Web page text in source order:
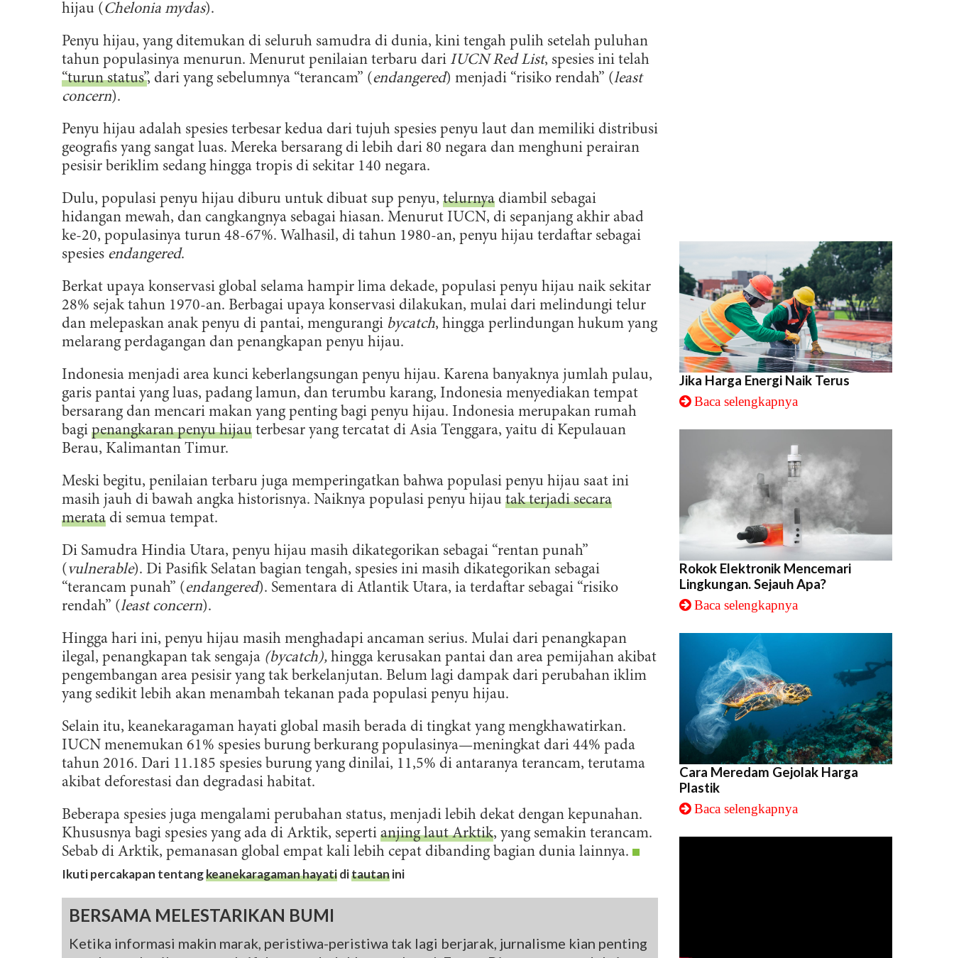
BERLANGGANAN
lingkungan. Untuk bumi yang lestari.
DAFTAR
hijau ( Chelonia mydas).
Penyu hijau, yang ditemukan di seluruh samudra di dunia, kini tengah pulih setelah puluhan
tahun populasinya menurun. Menurut penilaian terbaru dari IUCN Red List, spesies ini telah
“turun status”, dari yang sebelumnya “terancam” (endangered) menjadi “risiko rendah” (least
concern).
Penyu hijau adalah spesies terbesar kedua dari tujuh spesies penyu laut dan memiliki distribusi
geografis yang sangat luas. Mereka bersarang di lebih dari 80 negara dan menghuni perairan
pesisir beriklim sedang hingga tropis di sekitar 140 negara.
Dulu, populasi penyu hijau diburu untuk dibuat sup penyu, telurnya diambil sebagai
hidangan mewah, dan cangkangnya sebagai hiasan. Menurut IUCN, di sepanjang akhir abad
ke-20, populasinya turun 48-67%. Walhasil, di tahun 1980-an, penyu hijau terdaftar sebagai
spesies endangered.
Berkat upaya konservasi global selama hampir lima dekade, populasi penyu hijau naik sekitar
28% sejak tahun 1970-an. Berbagai upaya konservasi dilakukan, mulai dari melindungi telur
dan melepaskan anak penyu di pantai, mengurangi bycatch, hingga perlindungan hukum yang
melarang perdagangan dan penangkapan penyu hijau.
Indonesia menjadi area kunci keberlangsungan penyu hijau. Karena banyaknya jumlah pulau,
garis pantai yang luas, padang lamun, dan terumbu karang, Indonesia menyediakan tempat
bersarang dan mencari makan yang penting bagi penyu hijau. Indonesia merupakan rumah
bagi penangkaran penyu hijau terbesar yang tercatat di Asia Tenggara, yaitu di Kepulauan
Berau, Kalimantan Timur.
Meski begitu, penilaian terbaru juga memperingatkan bahwa populasi penyu hijau saat ini
masih jauh di bawah angka historisnya. Naiknya populasi penyu hijau tak terjadi secara
merata di semua tempat.
Di Samudra Hindia Utara, penyu hijau masih dikategorikan sebagai “rentan punah”
( vulnerable). Di Pasifik Selatan bagian tengah, spesies ini masih dikategorikan sebagai
“terancam punah” (endangered). Sementara di Atlantik Utara, ia terdaftar sebagai “risiko
rendah” (least concern).
Hingga hari ini, penyu hijau masih menghadapi ancaman serius. Mulai dari penangkapan
ilegal, penangkapan tak sengaja (bycatch), hingga kerusakan pantai dan area pemijahan akibat
pengembangan area pesisir yang tak berkelanjutan. Belum lagi dampak dari perubahan iklim
yang sedikit lebih akan menambah tekanan pada populasi penyu hijau.
Selain itu, keanekaragaman hayati global masih berada di tingkat yang mengkhawatirkan.
IUCN menemukan 61% spesies burung berkurang populasinya—meningkat dari 44% pada
tahun 2016. Dari 11.185 spesies burung yang dinilai, 11,5% di antaranya terancam, terutama
akibat deforestasi dan degradasi habitat.
Beberapa spesies juga mengalami perubahan status, menjadi lebih dekat dengan kepunahan.
Khususnya bagi spesies yang ada di Arktik, seperti anjing laut Arktik, yang semakin terancam.
Sebab di Arktik, pemanasan global empat kali lebih cepat dibanding bagian dunia lainnya.
Ikuti percakapan tentangkeanekaragaman hayatiditautanini
BERSAMA MELESTARIKAN BUMI
Ketika informasi makin marak, peristiwa-peristiwa tak lagi berjarak, jurnalisme kian penting
Jika Harga Energi Naik Terus
Baca selengkapnya
Rokok Elektronik Mencemari
Lingkungan. Sejauh Apa?
Baca selengkapnya
Cara Meredam Gejolak Harga
Plastik
Baca selengkapnya